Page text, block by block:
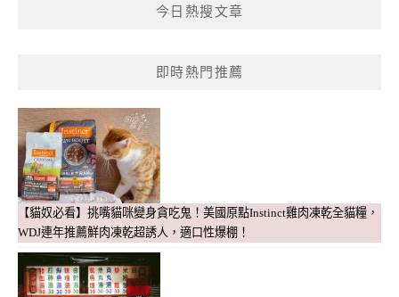
今日熱搜文章
即時熱門推薦
【貓奴必看】挑嘴貓咪變身貪吃鬼！美國原點Instinct雞肉凍乾全貓糧，
WDJ連年推薦鮮肉凍乾超誘人，適口性爆棚！